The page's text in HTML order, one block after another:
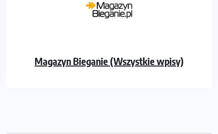
Magazyn Bieganie (Wszystkie wpisy)